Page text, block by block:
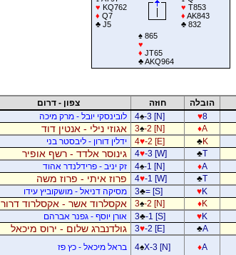
♥ KQ762
♦ Q7
♣J5
♥ T853
♦ AK843
♣832
♠865
♥
♦ JT65
♣AKQ964
הובלה חוזה צפון - דרום
♥8
4♠-3 [N] לובינסקי יובל - מרק מיכה
♦A
3♠-2 [N] אגוזי נילי - אנטין דוד
♣K
4♥-2 [E] ידלין דורון - ליבסטר בני
♣T
4♥-3 [W] גינוסר אלדד - רשף אופיר
♦A
4♠-1 [N] זק יניב - פרידלנדר אהוד
♣T
4♥-1 [W] פרוז איתי - פרוז משה
♥K
3♣= [S] מסיקה דניאל - מושקוביץ עידו
♦K
3♠-2 [N] אקסלרוד אשר - אקסלרוד דרור
♥K
3♣-1 [S] אורן יוסף - גפנר אברהם
♣A
3♥-2 [E] גולדנברג שלום - ירוס מיכאל
♦A
4♠X-3 [N] בראל מיכאל - כץ פז